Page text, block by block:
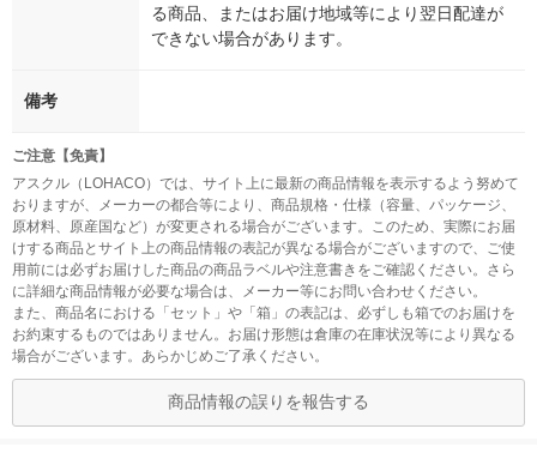
る商品、またはお届け地域等により翌日配達が
できない場合があります。
備考
ご注意【免責】
アスクル（LOHACO）では、サイト上に最新の商品情報を表示するよう努めて
おりますが、メーカーの都合等により、商品規格・仕様（容量、パッケージ、
原材料、原産国など）が変更される場合がございます。このため、実際にお届
けする商品とサイト上の商品情報の表記が異なる場合がございますので、ご使
用前には必ずお届けした商品の商品ラベルや注意書きをご確認ください。さら
に詳細な商品情報が必要な場合は、メーカー等にお問い合わせください。
また、商品名における「セット」や「箱」の表記は、必ずしも箱でのお届けを
お約束するものではありません。お届け形態は倉庫の在庫状況等により異なる
場合がございます。あらかじめご了承ください。
商品情報の誤りを報告する